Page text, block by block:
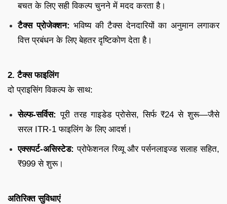
बचत के लिए सही विकल्प चुनने में मदद करता है।
टैक्स प्रोजेक्शन: भविष्य की टैक्स देनदारियों का अनुमान लगाकर
वित्त प्रबंधन के लिए बेहतर दृष्टिकोण देता है।
2. टैक्स फाइलिंग
दो प्राइसिंग विकल्प के साथ:
सेल्फ-सर्विस: पूरी तरह गाइडेड प्रोसेस, सिर्फ ₹24 से शुरू—जैसे
सरल ITR-1 फाइलिंग के लिए आदर्श।
एक्सपर्ट-असिस्टेड: प्रोफेशनल रिव्यू और पर्सनलाइज्ड सलाह सहित,
₹999 से शुरू।
अतिरिक्त सुविधाएं